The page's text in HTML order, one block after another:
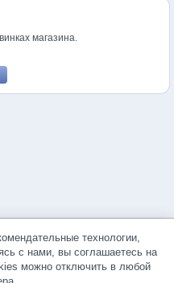
магазина.
технологии,
с нами, вы соглашаетесь на
можно отключить в любой